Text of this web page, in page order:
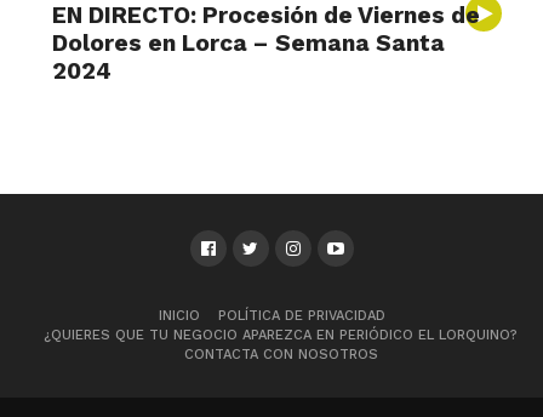
EN DIRECTO: Procesión de Viernes de
Dolores en Lorca – Semana Santa
2024
INICIO
POLÍTICA DE PRIVACIDAD
¿QUIERES QUE TU NEGOCIO APAREZCA EN PERIÓDICO EL LORQUINO?
CONTACTA CON NOSOTROS